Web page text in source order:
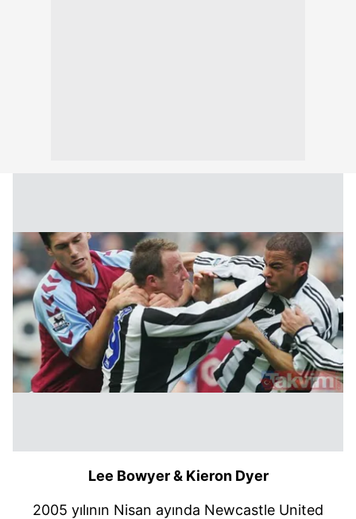
Lee Bowyer & Kieron Dyer
2005 yılının Nisan ayında Newcastle United